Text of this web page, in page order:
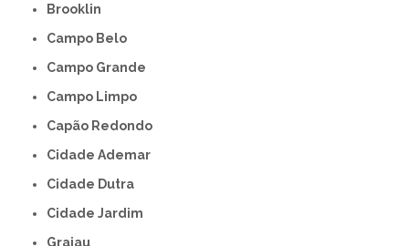
Brooklin
Campo Belo
Campo Grande
Campo Limpo
Capão Redondo
Cidade Ademar
Cidade Dutra
Cidade Jardim
Grajau